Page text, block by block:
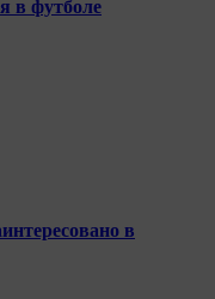
в футболе
в